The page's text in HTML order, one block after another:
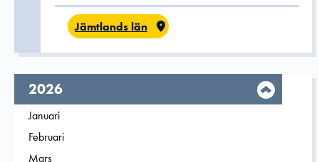
Jämtlands län
År,
2026
Filtrera på
Januari
Filtrera på
Februari
Filtrera på
Mars